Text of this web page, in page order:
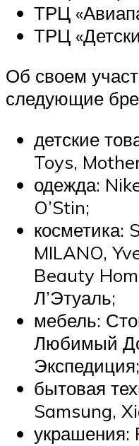
ТРЦ
ТРЦ
Об своем
следующие
детские
Toys,
одежда:
O’Stin;
косметика:
MILANO,
Beauty
Л’Этуаль;
мебель:
Любимый
Экспедиция;
бытовая
Samsung,
украшения: